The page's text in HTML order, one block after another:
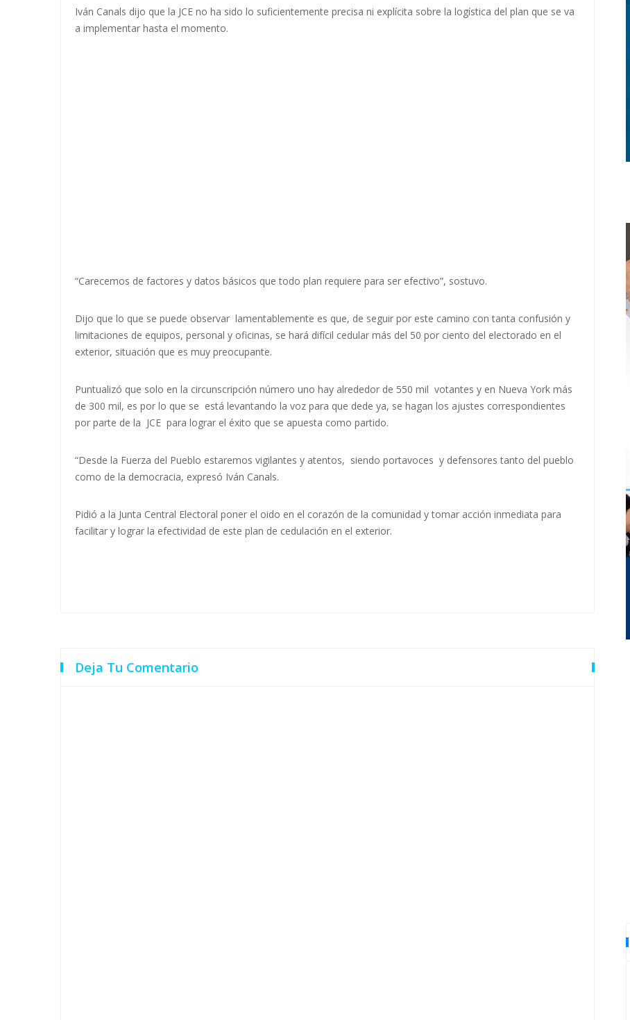
Iván Canals dijo que la JCE no ha sido lo suficientemente precisa ni explícita sobre la logística del plan que se va
a implementar hasta el momento.
“Carecemos de factores y datos básicos que todo plan requiere para ser efectivo”, sostuvo.
Dijo que lo que se puede observar lamentablemente es que, de seguir por este camino con tanta confusión y
limitaciones de equipos, personal y oficinas, se hará difícil cedular más del 50 por ciento del electorado en el
exterior, situación que es muy preocupante.
Puntualizó que solo en la circunscripción número uno hay alrededor de 550 mil votantes y en Nueva York más
de 300 mil, es por lo que se está levantando la voz para que dede ya, se hagan los ajustes correspondientes
por parte de la JCE para lograr el éxito que se apuesta como partido.
“Desde la Fuerza del Pueblo estaremos vigilantes y atentos, siendo portavoces y defensores tanto del pueblo
como de la democracia, expresó Iván Canals.
Pidió a la Junta Central Electoral poner el oido en el corazón de la comunidad y tomar acción inmediata para
facilitar y lograr la efectividad de este plan de cedulación en el exterior.
Deja Tu Comentario